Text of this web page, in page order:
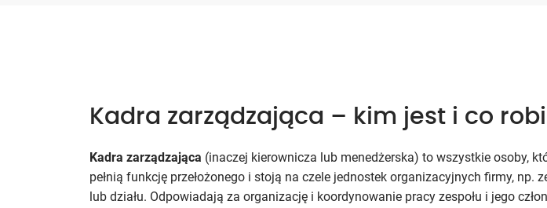
Kadra zarządzająca – kim jest i co
Kadra zarządzająca (inaczej kierownicza lub menedżerska) to wszystkie osoby,
pełnią funkcję przełożonego i stoją na czele jednostek organizacyjnych firmy, np.
lub działu. Odpowiadają za organizację i koordynowanie pracy zespołu i jego